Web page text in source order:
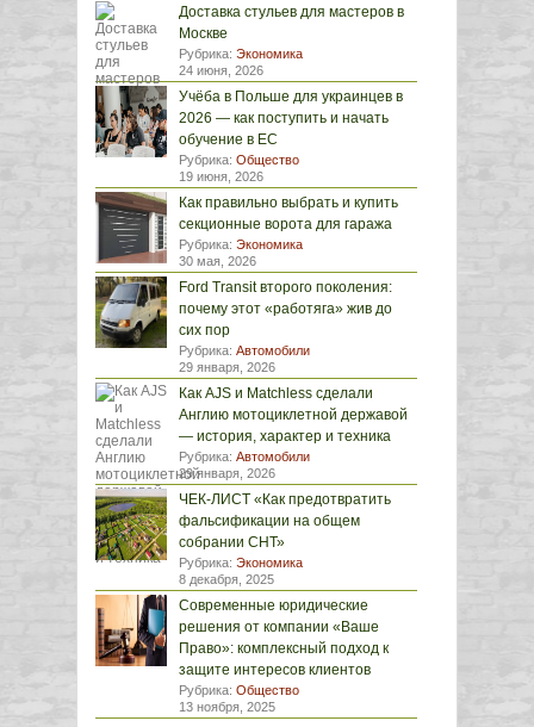
Доставка стульев для мастеров в
Москве
Рубрика: Экономика
24 июня, 2026
Учёба в Польше для украинцев в
2026 — как поступить и начать
обучение в ЕС
Рубрика: Общество
19 июня, 2026
Как правильно выбрать и купить
секционные ворота для гаража
Рубрика: Экономика
30 мая, 2026
Ford Transit второго поколения:
почему этот «работяга» жив до
сих пор
Рубрика: Автомобили
29 января, 2026
Как AJS и Matchless сделали
Англию мотоциклетной державой
— история, характер и техника
Рубрика: Автомобили
29 января, 2026
ЧЕК-ЛИСТ «Как предотвратить
фальсификации на общем
собрании СНТ»
Рубрика: Экономика
8 декабря, 2025
Современные юридические
решения от компании «Ваше
Право»: комплексный подход к
защите интересов клиентов
Рубрика: Общество
13 ноября, 2025